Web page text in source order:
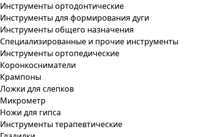
Инструменты ортодонтические
Инструменты для формирования дуги
Инструменты общего назначения
Специализированные и прочие инструменты
Инструменты ортопедические
Коронкосниматели
Крампоны
Ложки для слепков
Микрометр
Ножи для гипса
Инструменты терапевтические